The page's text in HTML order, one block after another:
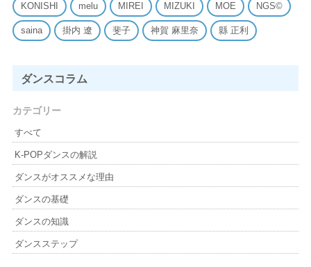
KONISHI melu MIREI MIZUKI MOE NGS©
saina 掛内 遼 斐子 神賀 麻里奈 縣 正利
ダンスコラム
カテゴリー
すべて
K-POPダンスの解説
ダンスがオススメな理由
ダンスの基礎
ダンスの知識
ダンスステップ